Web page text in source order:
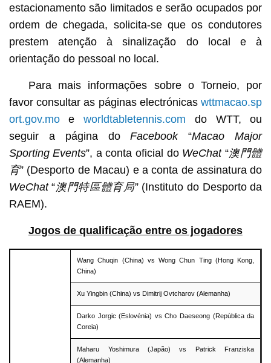
estacionamento são limitados e serão ocupados por
ordem de chegada, solicita-se que os condutores
prestem atenção à sinalização do local e à
orientação do pessoal no local.
Para mais informações sobre o Torneio, por
favor consultar as páginas electrónicaswttmacao.sp
ort.gov.moeworldtabletennis.com do WTT, ou
seguir a página doFacebook“Macao Major
Sporting Events”, a conta oficial do WeChat“澳門體
育” (Desporto de Macau) e a conta de assinatura do
WeChat“澳門特區體育局” (Instituto do Desporto da
RAEM).
Jogos de qualificação entre os jogadores
Wang Chuqin (China) vs Wong Chun Ting (Hong Kong,
China)
Xu Yingbin (China) vs Dimitrij Ovtcharov (Alemanha)
Darko Jorgic (Eslovénia) vs Cho Daeseong (República da
Coreia)
Maharu Yoshimura (Japão) vs Patrick Franziska
(Alemanha)